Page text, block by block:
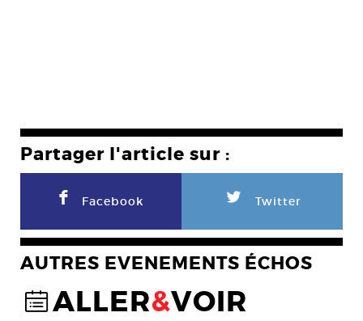
Partager l'article sur :
F Facebook L Twitter
AUTRES EVENEMENTS ÉCHOS
@ALLER&VOIR